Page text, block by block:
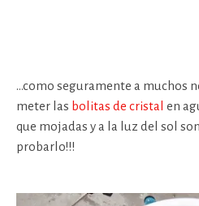
…como seguramente a muchos
meter las bolitas de cristal en
que mojadas y a la luz del sol
probarlo!!!